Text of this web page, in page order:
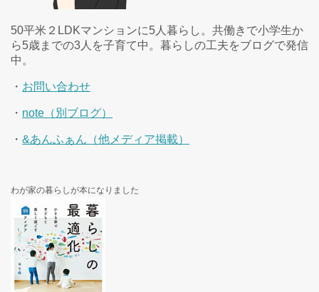
50平米２LDKマンションに5人暮らし。共働きで小学生か
ら5歳までの3人を子育て中。暮らしの工夫をブログで発信
中。
・ お問い合わせ
・ note（別ブログ）
・ &あんふぁん（他メディア掲載）
わが家の暮らしが本になりました